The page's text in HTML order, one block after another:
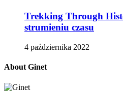
Trekking Through
strumieniu czasu
4 października 2022
About Ginet